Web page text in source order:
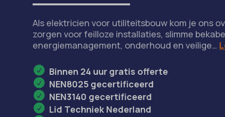
Als elektricien voor utiliteitsbouw kom je ons
zorgen voor feilloze installaties, slimme
energiemanagement, onderhoud en veilige…
Binnen 24 uur gratis offerte
NEN8025 gecertificeerd
NEN3140 gecertificeerd
Lid Techniek Nederland